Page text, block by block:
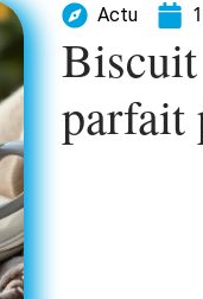
Actu
Biscuit
parfait